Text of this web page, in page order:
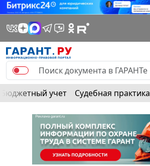
Бюджетный учет Судебная практика